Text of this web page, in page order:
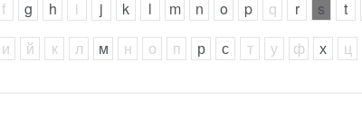
f g h i j k l m n o p q r s t
и й к л м н о п р с т у ф х ц